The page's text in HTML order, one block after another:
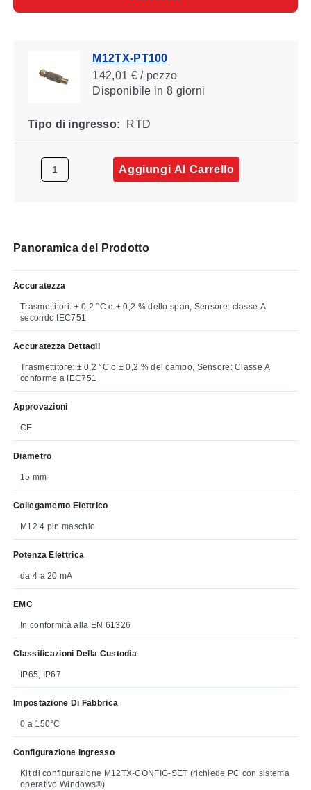
M12TX-PT100
142,01 € / pezzo
Disponibile in 8 giorni
Tipo di ingresso: RTD
Aggiungi Al Carrello
Panoramica del Prodotto
Accuratezza
Trasmettitori: ± 0,2 °C o ± 0,2 % dello span, Sensore: classe A
secondo IEC751
Accuratezza Dettagli
Trasmettitore: ± 0,2 °C o ± 0,2 % del campo, Sensore: Classe A
conforme a IEC751
Approvazioni
CE
Diametro
15 mm
Collegamento Elettrico
M12 4 pin maschio
Potenza Elettrica
da 4 a 20 mA
EMC
In conformità alla EN 61326
Classificazioni Della Custodia
IP65, IP67
Impostazione Di Fabbrica
0 a 150°C
Configurazione Ingresso
Kit di configurazione M12TX-CONFIG-SET (richiede PC con sistema
operativo Windows®)